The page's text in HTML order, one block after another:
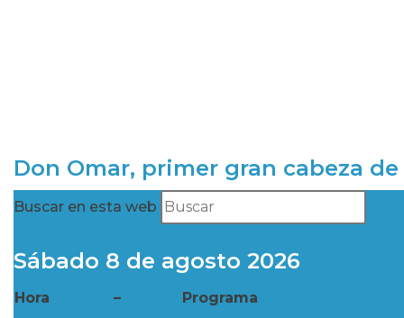
Don Omar, primer gran cabeza
Buscar en esta web
Sábado 8 de agosto 2026
Hora –
Programa